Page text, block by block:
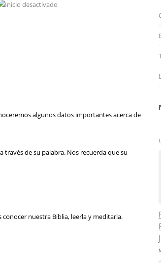
algunos datos importantes acerca de
de su palabra. Nos recuerda que su
nuestra Biblia, leerla y meditarla.